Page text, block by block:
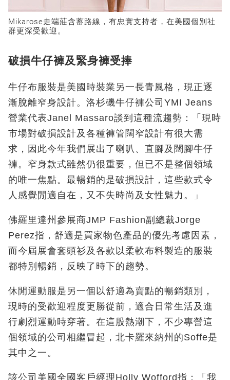
Mikarose走端莊含蓄路線，有忠實支持者，在美國個別社
群更深受歡迎。
破損牛仔褲及緊身褲受捧
牛仔布服裝是美國時裝業另一長青風格，現正逐
漸脫離窄身設計。洛杉磯牛仔褲公司YMI Jeans
營業代表Janel Massaro談到這種流趨勢：「現時
市場對破損設計及各種褲管闊窄設計有很大需
求，因此今年我們展出了喇叭、直腳及闊腳牛仔
褲。窄身款式雖然仍很重要，但已不是整個領域
的唯一焦點。最暢銷的是破損設計，這些款式令
人感覺閒適自在，又不失時尚及女性魅力。」
佛羅里達州參展商JMP Fashion副總裁Jorge
Perez指，舒適是買家物色產品的優先考慮因素，
而今屆展會套頭衫及各款以柔軟布料製造的服裝
都特別暢銷，反映了時下的趨勢。
休閒運動服是另一個以舒適為賣點的暢銷類別，
現時的受歡迎程度更勝從前，適合日常生活及進
行劇烈運動時穿著。在這股熱潮下，不少專營這
個領域的公司相繼冒起，北卡羅來納州的Soffe是
其中之一。
該公司美國全國客戶經理Holly Wofford指：「我